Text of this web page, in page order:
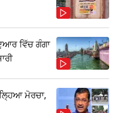
ਵਿੱਚ ਗੰਗਾ
ਮੋਰਚਾ,